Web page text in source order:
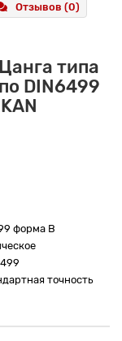
Отзывов (0)
типа
DIN6499
форма B
точность